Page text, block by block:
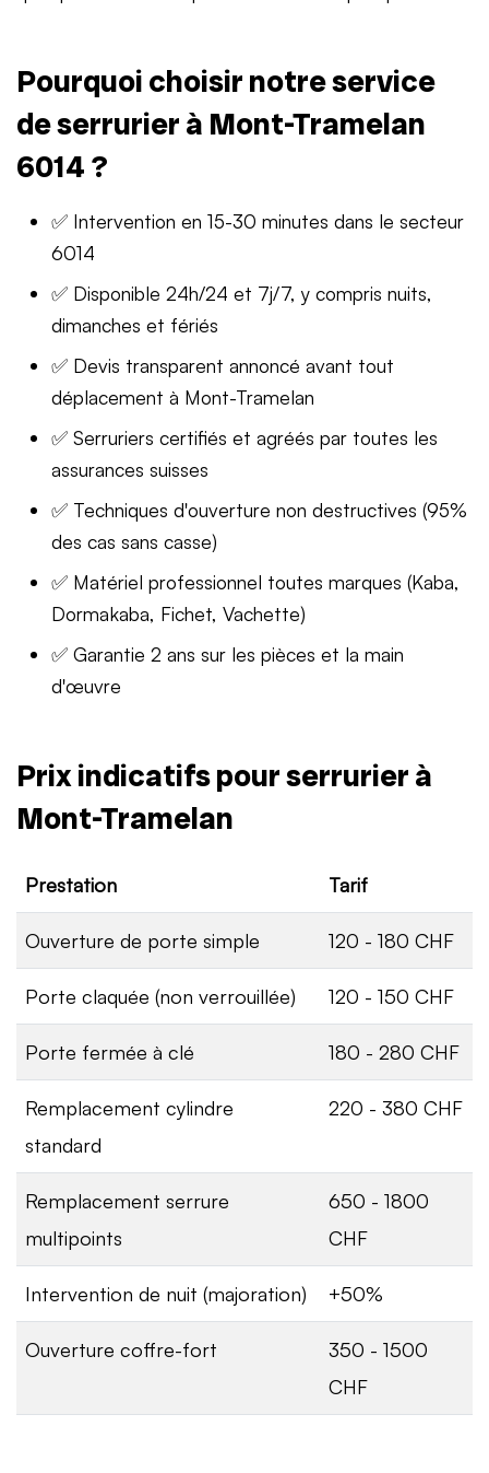
Pourquoi choisir notre service
de serrurier à Mont-Tramelan
6014 ?
✅ Intervention en 15-30 minutes dans le secteur
6014
✅ Disponible 24h/24 et 7j/7, y compris nuits,
dimanches et fériés
✅ Devis transparent annoncé avant tout
déplacement à Mont-Tramelan
✅ Serruriers certifiés et agréés par toutes les
assurances suisses
✅ Techniques d'ouverture non destructives (95%
des cas sans casse)
✅ Matériel professionnel toutes marques (Kaba,
Dormakaba, Fichet, Vachette)
✅ Garantie 2 ans sur les pièces et la main
d'œuvre
Prix indicatifs pour serrurier à
Mont-Tramelan
Prestation Tarif
Ouverture de porte simple 120 - 180 CHF
Porte claquée (non verrouillée) 120 - 150 CHF
Porte fermée à clé 180 - 280 CHF
Remplacement cylindre
standard
220 - 380 CHF
Remplacement serrure
multipoints
650 - 1800
CHF
Intervention de nuit (majoration) +50%
Ouverture coffre-fort
350 - 1500
CHF